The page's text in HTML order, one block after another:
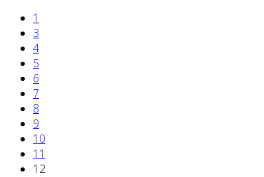
1
3
4
5
6
7
8
9
10
11
12